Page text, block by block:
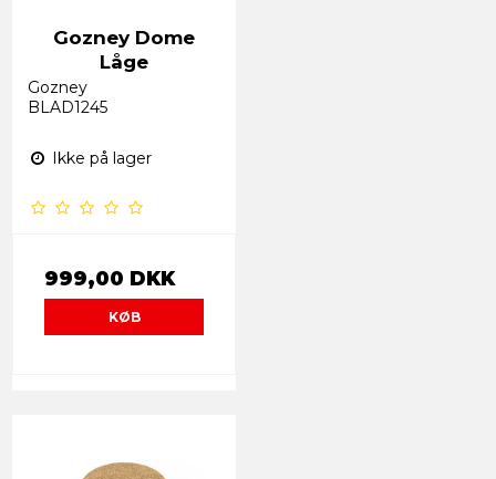
Gozney Dome
Låge
Gozney
BLAD1245
Ikke på lager
999,00 DKK
KØB